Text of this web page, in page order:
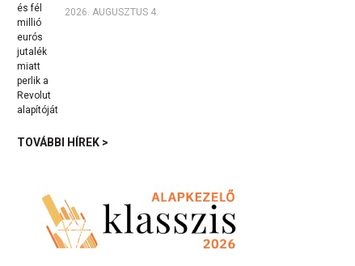
2026. AUGUSZTUS 4.
TOVÁBBI HÍREK >